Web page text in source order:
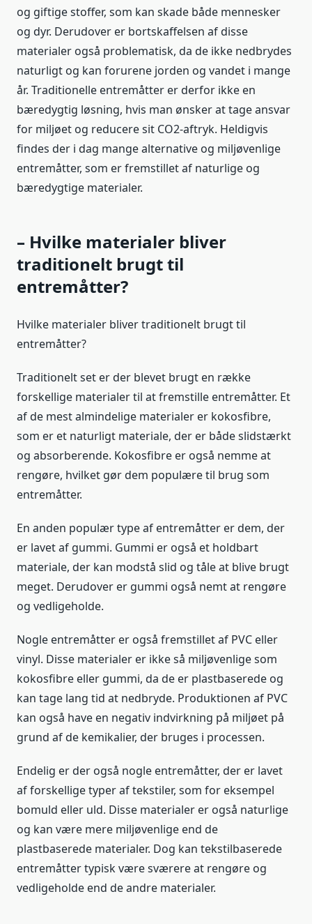
og giftige stoffer, som kan skade både mennesker
og dyr. Derudover er bortskaffelsen af disse
materialer også problematisk, da de ikke nedbrydes
naturligt og kan forurene jorden og vandet i mange
år. Traditionelle entremåtter er derfor ikke en
bæredygtig løsning, hvis man ønsker at tage ansvar
for miljøet og reducere sit CO2-aftryk. Heldigvis
findes der i dag mange alternative og miljøvenlige
entremåtter, som er fremstillet af naturlige og
bæredygtige materialer.
– Hvilke materialer bliver
traditionelt brugt til
entremåtter?
Hvilke materialer bliver traditionelt brugt til
entremåtter?
Traditionelt set er der blevet brugt en række
forskellige materialer til at fremstille entremåtter. Et
af de mest almindelige materialer er kokosfibre,
som er et naturligt materiale, der er både slidstærkt
og absorberende. Kokosfibre er også nemme at
rengøre, hvilket gør dem populære til brug som
entremåtter.
En anden populær type af entremåtter er dem, der
er lavet af gummi. Gummi er også et holdbart
materiale, der kan modstå slid og tåle at blive brugt
meget. Derudover er gummi også nemt at rengøre
og vedligeholde.
Nogle entremåtter er også fremstillet af PVC eller
vinyl. Disse materialer er ikke så miljøvenlige som
kokosfibre eller gummi, da de er plastbaserede og
kan tage lang tid at nedbryde. Produktionen af PVC
kan også have en negativ indvirkning på miljøet på
grund af de kemikalier, der bruges i processen.
Endelig er der også nogle entremåtter, der er lavet
af forskellige typer af tekstiler, som for eksempel
bomuld eller uld. Disse materialer er også naturlige
og kan være mere miljøvenlige end de
plastbaserede materialer. Dog kan tekstilbaserede
entremåtter typisk være sværere at rengøre og
vedligeholde end de andre materialer.